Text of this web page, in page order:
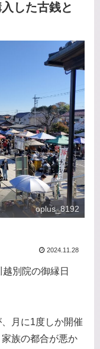
した古銭と
oplus_8192
2024.11.28
別院の御縁日
月に1度しか開催
族の都合が悪か